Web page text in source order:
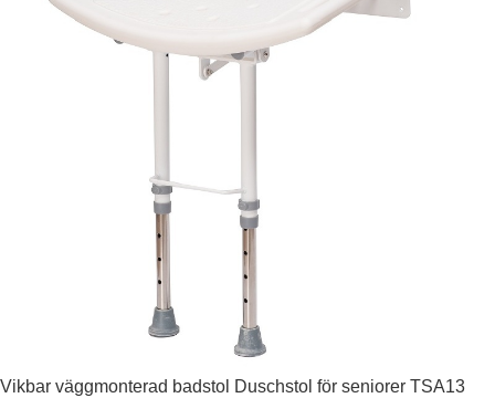
Vikbar väggmonterad badstol Duschstol för seniorer TSA13